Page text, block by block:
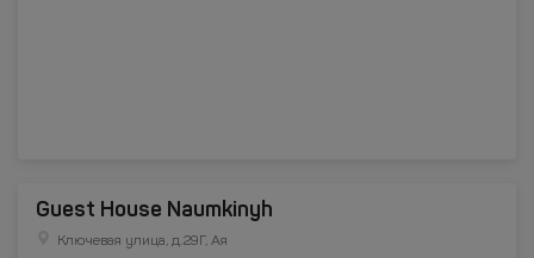
Guest House Naumkinyh
Ключевая улица, д.29Г, Ая